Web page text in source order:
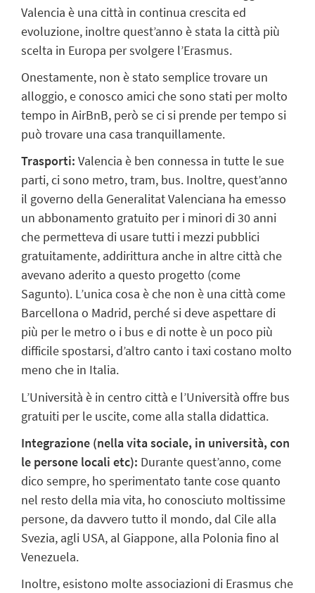
Valencia è una città in continua crescita ed
evoluzione, inoltre quest’anno è stata la città più
scelta in Europa per svolgere l’Erasmus.
Onestamente, non è stato semplice trovare un
alloggio, e conosco amici che sono stati per molto
tempo in AirBnB, però se ci si prende per tempo si
può trovare una casa tranquillamente.
Trasporti: Valencia è ben connessa in tutte le sue
parti, ci sono metro, tram, bus. Inoltre, quest’anno
il governo della Generalitat Valenciana ha emesso
un abbonamento gratuito per i minori di 30 anni
che permetteva di usare tutti i mezzi pubblici
gratuitamente, addirittura anche in altre città che
avevano aderito a questo progetto (come
Sagunto). L’unica cosa è che non è una città come
Barcellona o Madrid, perché si deve aspettare di
più per le metro o i bus e di notte è un poco più
difficile spostarsi, d’altro canto i taxi costano molto
meno che in Italia.
L’Università è in centro città e l’Università offre bus
gratuiti per le uscite, come alla stalla didattica.
Integrazione (nella vita sociale, in università, con
le persone locali etc): Durante quest’anno, come
dico sempre, ho sperimentato tante cose quanto
nel resto della mia vita, ho conosciuto moltissime
persone, da davvero tutto il mondo, dal Cile alla
Svezia, agli USA, al Giappone, alla Polonia fino al
Venezuela.
Inoltre, esistono molte associazioni di Erasmus che